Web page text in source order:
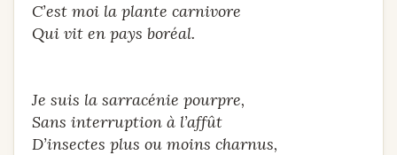
C’est moi la plante carnivore
Qui vit en pays boréal.
Je suis la sarracénie pourpre,
Sans interruption à l’affût
D’insectes plus ou moins charnus,